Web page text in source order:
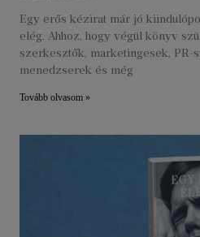
Egy erős kézirat már jó
elég. Ahhoz, hogy végül könyv
szerkesztők, marketingesek, PR-
menedzserek és még
Tovább olvasom »